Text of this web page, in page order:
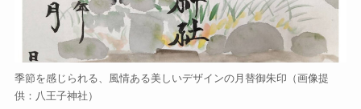
季節を感じられる、風情ある美しいデザインの月替御朱印（画像提
供：八王子神社）